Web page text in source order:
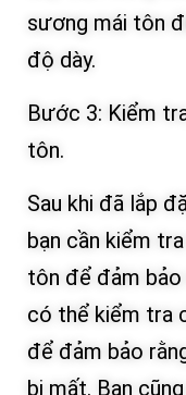
sương mái tôn
độ dày.
Bước 3: Kiểm
tôn.
Sau khi đã lắp
bạn cần kiểm
tôn để đảm
có thể kiểm tra
để đảm bảo
bị mất. Bạn